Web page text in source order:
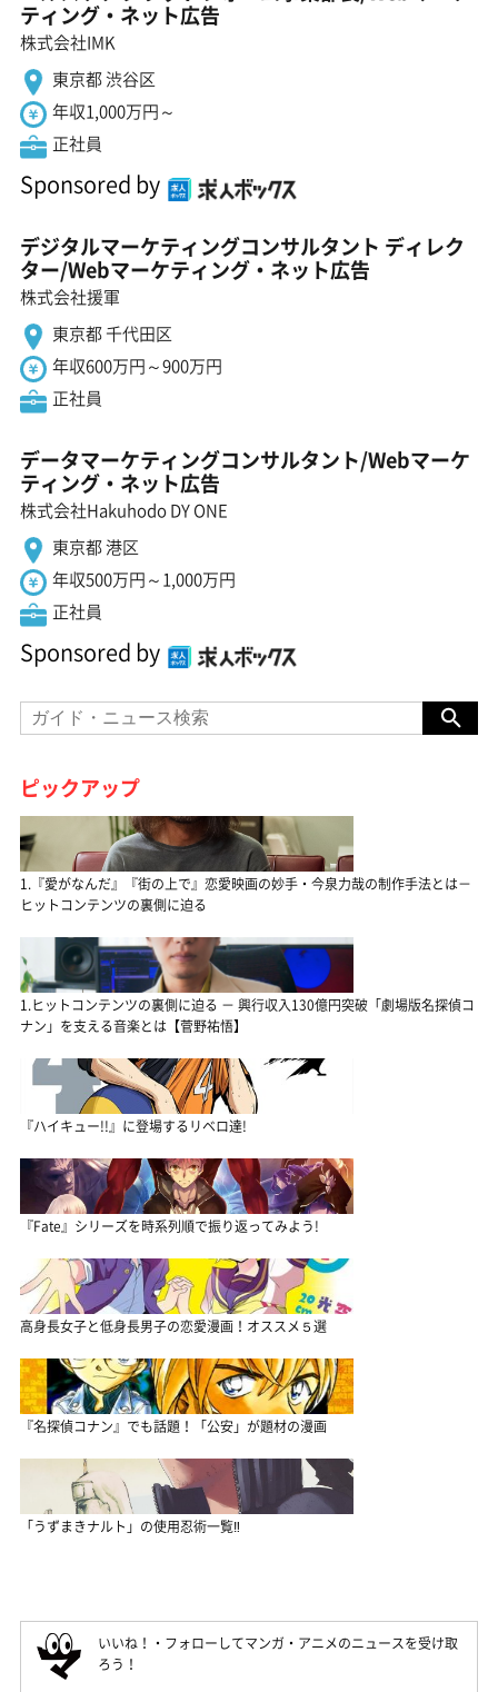
ティング・ネット広告
株式会社IMK
東京都 渋谷区
年収1,000万円～
正社員
Sponsored by
デジタルマーケティングコンサルタント ディレク
ター/Webマーケティング・ネット広告
株式会社援軍
東京都 千代田区
年収600万円～900万円
正社員
データマーケティングコンサルタント/Webマーケ
ティング・ネット広告
株式会社Hakuhodo DY ONE
東京都 港区
年収500万円～1,000万円
正社員
Sponsored by
ピックアップ
1.『愛がなんだ』『街の上で』恋愛映画の妙手・今泉力哉の制作手法とは－
ヒットコンテンツの裏側に迫る
1.ヒットコンテンツの裏側に迫る － 興行収入130億円突破「劇場版名探偵コ
ナン」を支える音楽とは【菅野祐悟】
『ハイキュー!!』に登場するリベロ達!
『Fate』シリーズを時系列順で振り返ってみよう!
高身長女子と低身長男子の恋愛漫画！オススメ５選
『名探偵コナン』でも話題！「公安」が題材の漫画
「うずまきナルト」の使用忍術一覧‼
いいね！・フォローしてマンガ・アニメのニュースを受け取
ろう！